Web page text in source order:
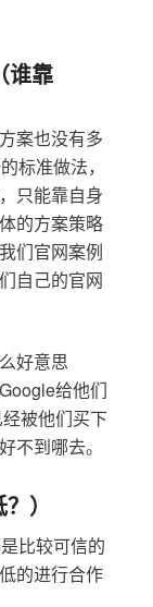
谁靠
案也没有多
标准做法，
只能靠自身
的方案策略
们官网案例
自己的官网
好意思
给他们
被他们买下
不到哪去。
）
比较可信的
的进行合作